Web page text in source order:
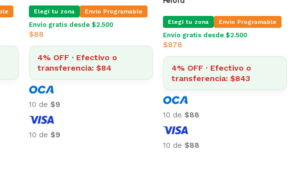
Elegí tu zona Envio Programable
Envío gratis desde $2.500
$88
4% OFF · Efectivo o
transferencia: $84
10 de $9
10 de $9
Elegí tu zona Envio Programable
Envío gratis desde $2.500
$878
4% OFF · Efectivo o
transferencia: $843
10 de $88
10 de $88